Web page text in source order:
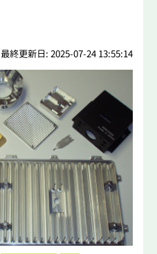
最終更新日: 2025-07-24 13:55:14